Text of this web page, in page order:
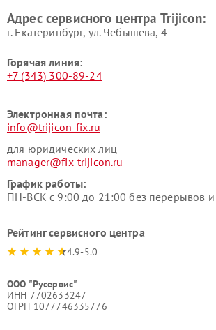
Адрес сервисного центра Trijicon:
г. Екатеринбург, ул. Чебышёва, 4
Горячая линия:
+7 (343) 300-89-24
Электронная почта:
info@trijicon-fix.ru
для юридических лиц
manager@fix-trijicon.ru
График работы:
ПН-ВСК с 9:00 до 21:00 без перерывов
Рейтинг сервисного центра
4.9-5.0
ООО "Русервис"
ИНН 7702633247
ОГРН 1077746335776